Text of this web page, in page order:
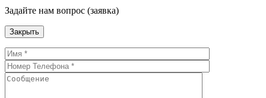
Задайте нам вопрос (заявка)
Закрыть